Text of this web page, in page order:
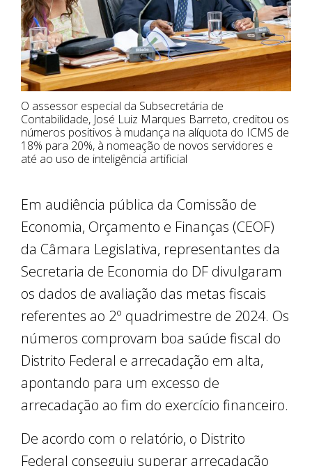
O assessor especial da Subsecretária de
Contabilidade, José Luiz Marques Barreto, creditou os
números positivos à mudança na alíquota do ICMS de
18% para 20%, à nomeação de novos servidores e
até ao uso de inteligência artificial
Em audiência pública da Comissão de
Economia, Orçamento e Finanças (CEOF)
da Câmara Legislativa, representantes da
Secretaria de Economia do DF divulgaram
os dados de avaliação das metas fiscais
referentes ao 2º quadrimestre de 2024. Os
números comprovam boa saúde fiscal do
Distrito Federal e arrecadação em alta,
apontando para um excesso de
arrecadação ao fim do exercício financeiro.
De acordo com o relatório, o Distrito
Federal conseguiu superar arrecadação